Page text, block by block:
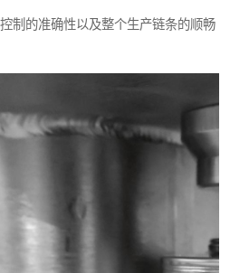
制的准确性以及整个生产链条的顺畅